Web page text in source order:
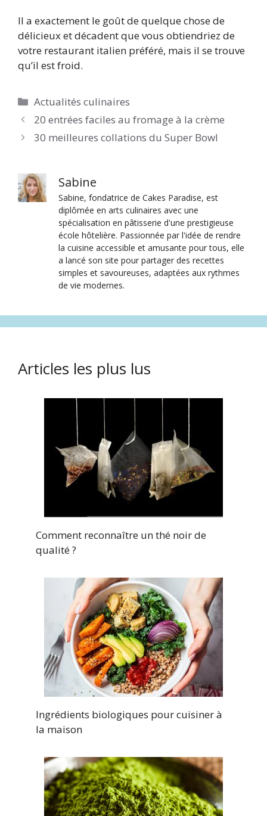
Il a exactement le goût de quelque chose de
délicieux et décadent que vous obtiendriez de
votre restaurant italien préféré, mais il se trouve
qu’il est froid.
Catégories
Actualités culinaires
20 entrées faciles au fromage à la crème
30 meilleures collations du Super Bowl
Sabine
Sabine, fondatrice de Cakes Paradise, est
diplômée en arts culinaires avec une
spécialisation en pâtisserie d'une prestigieuse
école hôtelière. Passionnée par l'idée de rendre
la cuisine accessible et amusante pour tous, elle
a lancé son site pour partager des recettes
simples et savoureuses, adaptées aux rythmes
de vie modernes.
Articles les plus lus
Comment reconnaître un thé noir de
qualité ?
Ingrédients biologiques pour cuisiner à
la maison